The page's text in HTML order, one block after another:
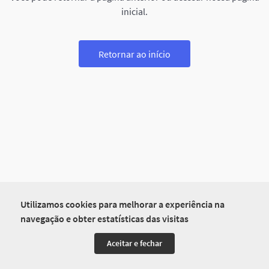
Utilizamos cookies para melhorar a experiência na
navegação e obter estatísticas das visitas
Aceitar e fechar
inicial.
Retornar ao início